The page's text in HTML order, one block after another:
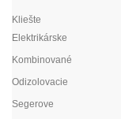
Kliešte
Elektrikárske
Kombinované
Odizolovacie
Segerove